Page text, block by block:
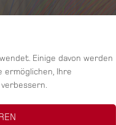
Einige davon werden
ermöglichen, Ihre